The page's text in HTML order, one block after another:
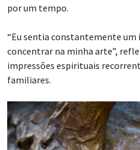
por um tempo.
“Eu sentia constantemente um
concentrar na minha arte”,
impressões espirituais
familiares.